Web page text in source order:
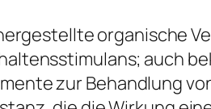
organische
auch
zur Behandlung